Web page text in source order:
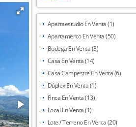
Apartaestudio En Venta (1)
Apartamento En Venta (50)
Bodega En Venta (3)
Casa En Venta (14)
Casa Campestre En Venta (6)
Dúplex En Venta (1)
Finca En Venta (13)
Local En Venta (1)
Lote / Terreno En Venta (20)